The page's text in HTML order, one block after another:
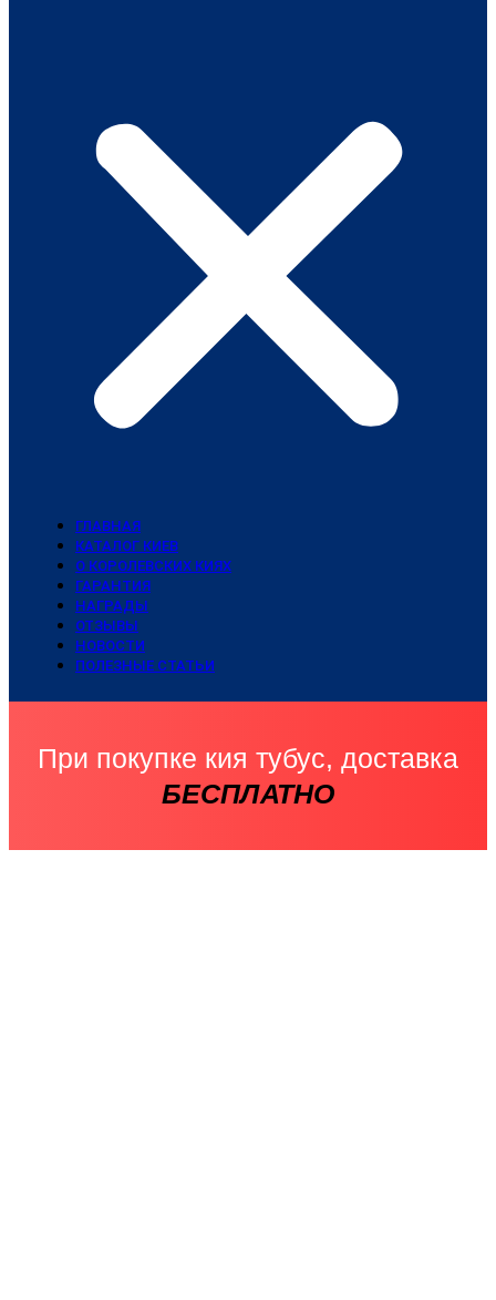
ГЛАВНАЯ
КАТАЛОГ КИЕВ
О КОРОЛЕВСКИХ КИЯХ
ГАРАНТИЯ
НАГРАДЫ
ОТЗЫВЫ
НОВОСТИ
ПОЛЕЗНЫЕ СТАТЬИ
При покупке кия тубус, доставка
БЕСПЛАТНО